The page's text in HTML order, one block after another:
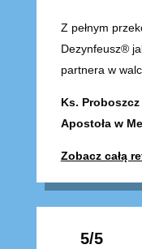
Z pełnym
Dezynfeusz®
partnera w
Ks.
Apostoła w
Zobacz całą
5/5